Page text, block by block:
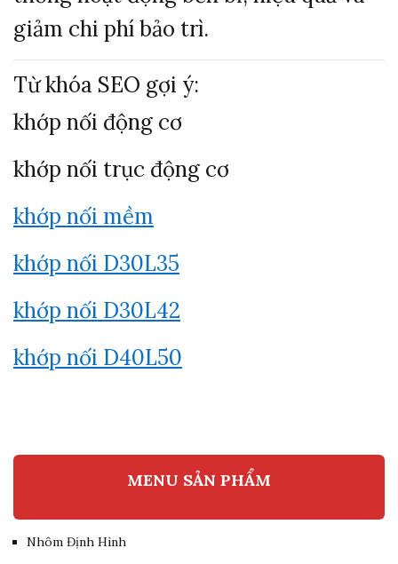
giảm chi phí bảo trì.
Từ khóa SEO gợi ý:
khớp nối động cơ
khớp nối trục động cơ
khớp nối mềm
khớp nối D30L35
khớp nối D30L42
khớp nối D40L50
MENU SẢN PHẨM
Nhôm Định Hình